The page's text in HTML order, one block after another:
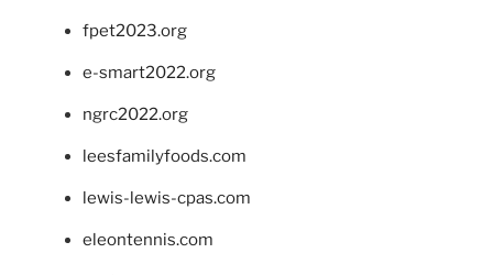
fpet2023.org
e-smart2022.org
ngrc2022.org
leesfamilyfoods.com
lewis-lewis-cpas.com
eleontennis.com